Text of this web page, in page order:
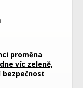
proměna
víc zeleně,